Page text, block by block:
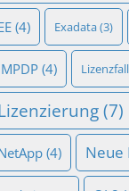
(4) Exadata(3)
(4)
(7)
(4) Neue